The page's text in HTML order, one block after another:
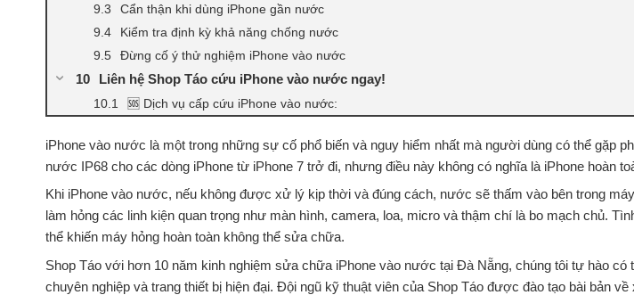
Cẩn thận khi dùng iPhone gần nước
Kiểm tra định kỳ khả năng chống nước
Đừng cố ý thử nghiệm iPhone vào nước
Liên hệ Shop Táo cứu iPhone vào nước ngay!
🆘 Dịch vụ cấp cứu iPhone vào nước:
iPhone vào nước là một trong những sự cố phổ biến và nguy hiểm nhất mà người dùng có thể gặp
nước IP68 cho các dòng iPhone từ iPhone 7 trở đi, nhưng điều này không có nghĩa là iPhone hoàn
Khi iPhone vào nước, nếu không được xử lý kịp thời và đúng cách, nước sẽ thấm vào bên trong
làm hỏng các linh kiện quan trọng như màn hình, camera, loa, micro và thậm chí là bo mạch chủ.
thể khiến máy hỏng hoàn toàn không thể sửa chữa.
Shop Táo với hơn 10 năm kinh nghiệm sửa chữa iPhone vào nước tại Đà Nẵng, chúng tôi tự hào
chuyên nghiệp và trang thiết bị hiện đại. Đội ngũ kỹ thuật viên của Shop Táo được đào tạo bài bản